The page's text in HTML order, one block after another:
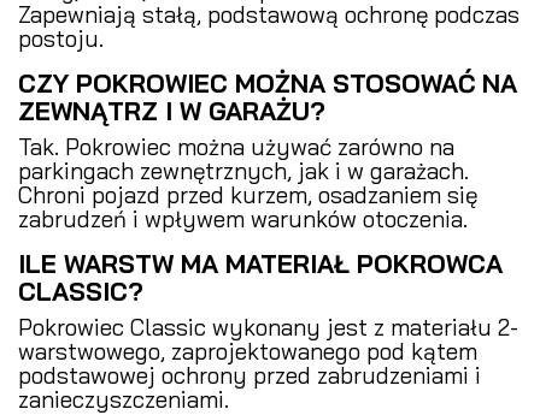
Zapewniają stałą, podstawową ochronę podczas
postoju.
CZY POKROWIEC MOŻNA STOSOWAĆ NA
ZEWNĄTRZ I W GARAŻU?
Tak. Pokrowiec można używać zarówno na
parkingach zewnętrznych, jak i w garażach.
Chroni pojazd przed kurzem, osadzaniem się
zabrudzeń i wpływem warunków otoczenia.
ILE WARSTW MA MATERIAŁ POKROWCA
CLASSIC?
Pokrowiec Classic wykonany jest z materiału 2-
warstwowego, zaprojektowanego pod kątem
podstawowej ochrony przed zabrudzeniami i
zanieczyszczeniami.